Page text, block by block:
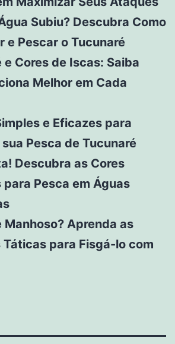
Subiu? Descubra Como
e Pescar o Tucunaré
e Cores de Iscas: Saiba
Melhor em Cada
e Eficazes para
Pesca de Tucunaré
Descubra as Cores
Pesca em Águas
Manhoso? Aprenda as
Táticas para Fisgá-lo com